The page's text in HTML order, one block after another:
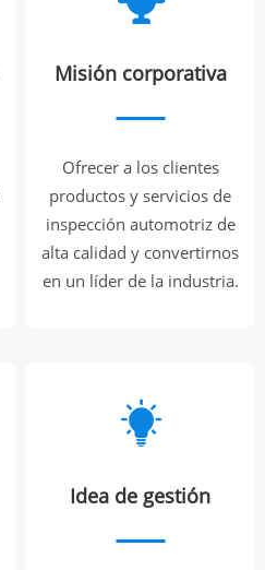
Misión corporativa
Ofrecer a los clientes
productos y servicios de
inspección automotriz de
alta calidad y convertirnos
en un líder de la industria.
Idea de gestión